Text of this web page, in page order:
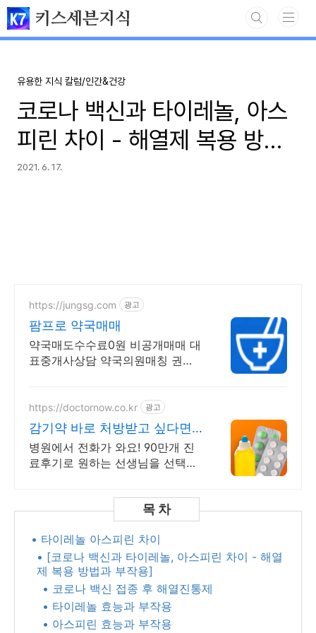
본문 바로가기
키스세븐지식
유용한 지식 칼럼/인간&건강
코로나 백신과 타이레놀, 아스
피린 차이 - 해열제 복용 방법
과 부작용
2021. 6. 17.
https://jungsg.com 광고
팜프로 약국매매
약국매도수수료0원 비공개매매 대
표중개사상담 약국의원매칭 권리
https://doctornow.co.kr 광고
감기약 바로 처방받고 싶다면
365일 24시간 진료가능
병원에서 전화가 와요! 90만개 진
료후기로 원하는 선생님을 선택해
• 타이레놀 아스피린 차이
• [코로나 백신과 타이레놀, 아스피린 차이 - 해열
제 복용 방법과 부작용]
• 코로나 백신 접종 후 해열진통제
• 타이레놀 효능과 부작용
• 아스피린 효능과 부작용